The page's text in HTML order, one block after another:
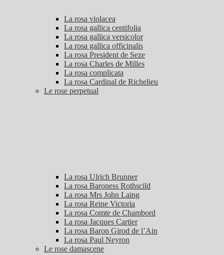
La rosa violacea
La rosa gallica centifolia
La rosa gallica versicolor
La rosa gallica officinalis
La rosa President de Seze
La rosa Charles de Milles
La rosa complicata
La rosa Cardinal de Richelieu
Le rose perpetual
La rosa Ulrich Brunner
La rosa Baroness Rothscild
La rosa Mrs John Laing
La rosa Reine Victoria
La rosa Comte de Chambord
La rosa Jacques Cartier
La rosa Baron Girod de l’Ain
La rosa Paul Neyron
Le rose damascene